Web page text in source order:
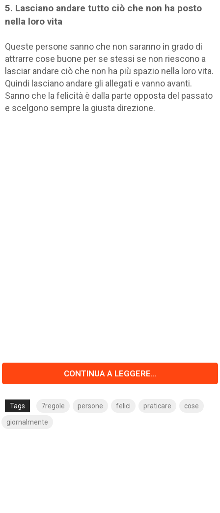
5. Lasciano andare tutto ciò che non ha posto
nella loro vita
Queste persone sanno che non saranno in grado di
attrarre cose buone per se stessi se non riescono a
lasciar andare ciò che non ha più spazio nella loro vita.
Quindi lasciano andare gli allegati e vanno avanti.
Sanno che la felicità è dalla parte opposta del passato
e scelgono sempre la giusta direzione.
CONTINUA A LEGGERE...
Tags 7regole persone felici praticare cose
giornalmente